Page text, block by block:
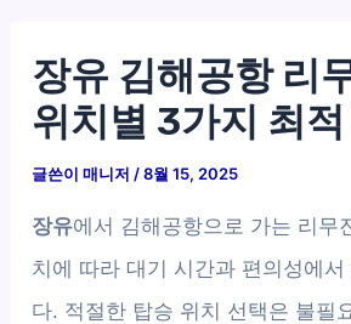
장유 김해공항 리
위치별 3가지 최
글쓴이매니저 /8월 15, 2025
장유에서 김해공항으로 가는 리무
치에 따라 대기 시간과 편의성에서
다. 적절한 탑승 위치 선택은 불필